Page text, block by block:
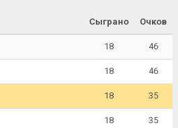
Сыграно Очков
18 46
18 46
18 35
18 35